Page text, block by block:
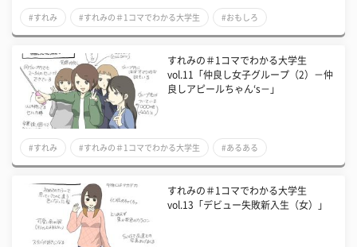
#すれみ #すれみの＃1コマでわかる大学生 #おもしろ
すれみの＃1コマでわかる大学生
vol.11「仲良し女子グループ（2）－仲
良しアピールちゃん‘s－」
#すれみ #すれみの＃1コマでわかる大学生 #あるある
すれみの＃1コマでわかる大学生
vol.13「デビュー失敗新入生（女）」